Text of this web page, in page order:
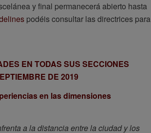
y final permanecerá abierto hasta
podéis consultar las directrices para
EN TODAS SUS SECCIONES
DE 2019
en las dimensiones
a la distancia entre la ciudad y los